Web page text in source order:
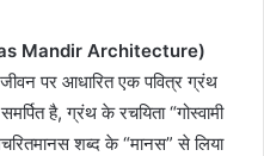
Mandir Architecture)
पर आधारित एक पवित्र ग्रंथ
है, ग्रंथ के रचयिता “गोस्वामी
शब्द के “मानस” से लिया